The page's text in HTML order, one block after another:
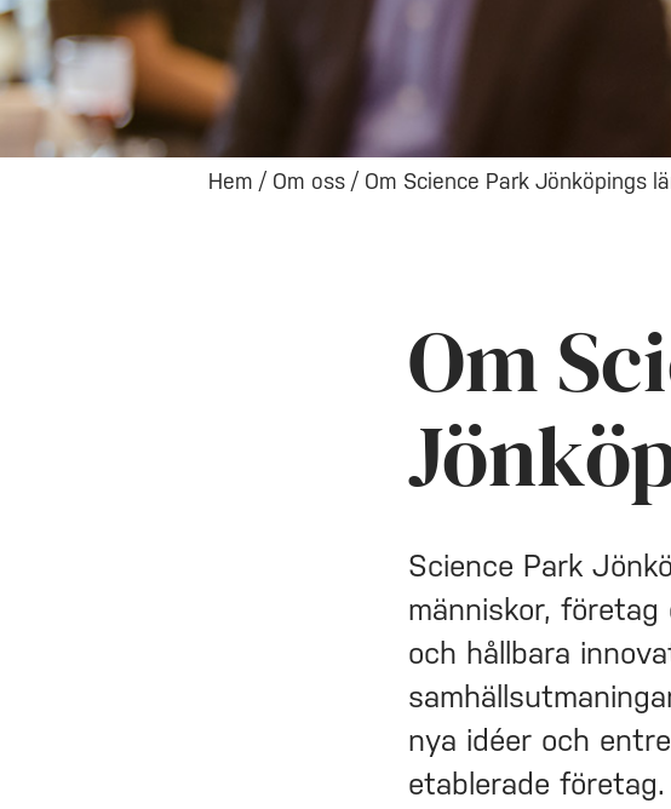
Hem / Om oss/ Om Science Park Jönköpings
Om
Science Park
människor,
och hållbara
nya idéer och
etablerade